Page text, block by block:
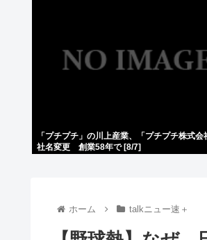
「プチプチ」の川上産業、「プチプチ株式会
社名変更 創業58年で [8/7]
ホーム talkニュー速＋